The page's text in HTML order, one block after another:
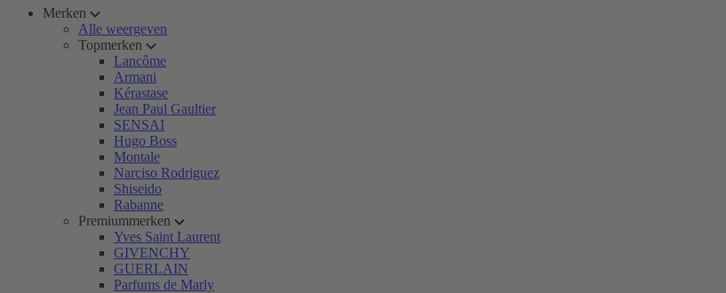
Merken
Alle weergeven
Topmerken
Lancôme
Armani
Kérastase
Jean Paul Gaultier
SENSAI
Hugo Boss
Montale
Narciso Rodriguez
Shiseido
Rabanne
Premiummerken
Yves Saint Laurent
GIVENCHY
GUERLAIN
Parfums de Marly